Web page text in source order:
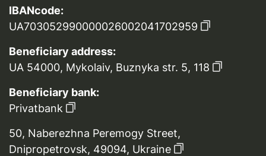
IBANcode:
UA703052990000026002041702959
Beneficiary address:
UA 54000, Mykolaiv, Buznyka str. 5, 118
Beneficiary bank:
Privatbank
50, Naberezhna Peremogy Street,
Dnipropetrovsk, 49094, Ukraine